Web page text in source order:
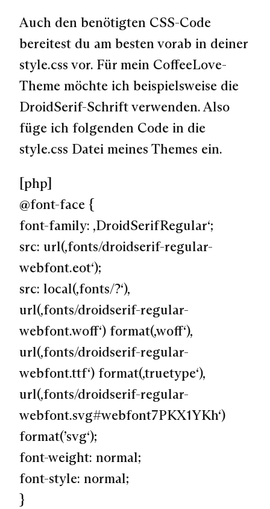
Auch den benötigten CSS-Code
bereitest du am besten vorab in deiner
style.css vor. Für mein CoffeeLove-
Theme möchte ich beispielsweise die
DroidSerif-Schrift verwenden. Also
füge ich folgenden Code in die
style.css Datei meines Themes ein.
[php]
@font-face {
font-family: ‚DroidSerifRegular‘;
src: url(‚fonts/droidserif-regular-
webfont.eot‘);
src: local(‚fonts/?‘),
url(‚fonts/droidserif-regular-
webfont.woff‘) format(‚woff‘),
url(‚fonts/droidserif-regular-
webfont.ttf‘) format(‚truetype‘),
url(‚fonts/droidserif-regular-
webfont.svg#webfont7PKX1YKh‘)
format(’svg‘);
font-weight: normal;
font-style: normal;
}